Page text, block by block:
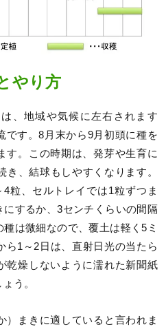
やり方
、地域や気候に左右されます
です。8月末から9月初頭に種を
す。この時期は、発芽や生育に
、結球もしやすくなります。
粒、セルトレイでは1粒ずつま
するか、3センチくらいの間隔
は微細なので、覆土は軽く5ミ
ら1～2日は、直射日光の当たら
乾燥しないように濡れた新聞紙
う。
）まきに適していると言われま